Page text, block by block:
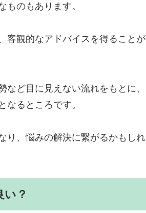
ものもあります。
客観的なアドバイスを得ることが
ど目に見えない流れをもとに、
るところです。
り、悩みの解決に繋がるかもしれ
？